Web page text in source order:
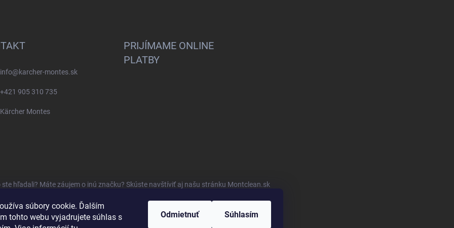
súbory cookie. Ďalším
tohto webu vyjadrujete súhlas s
Odmietnuť Súhlasím
info@karcher-montes.sk
+421 905 310 735
Kärcher Montes
PRIJÍMAME ONLINE
PLATBY
ste hľadali? Máte záujem o inú značku? Skúste navštíviť aj našu stránku Montclean.sk